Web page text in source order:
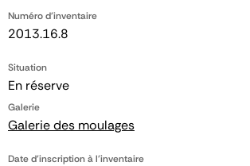
Numéro d'inventaire
2013.16.8
Situation
En réserve
Galerie
Galerie des moulages
Date d'inscription à l'inventaire